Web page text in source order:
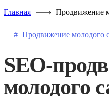
Главная Продвижение
Продвижение молодого
SEO-